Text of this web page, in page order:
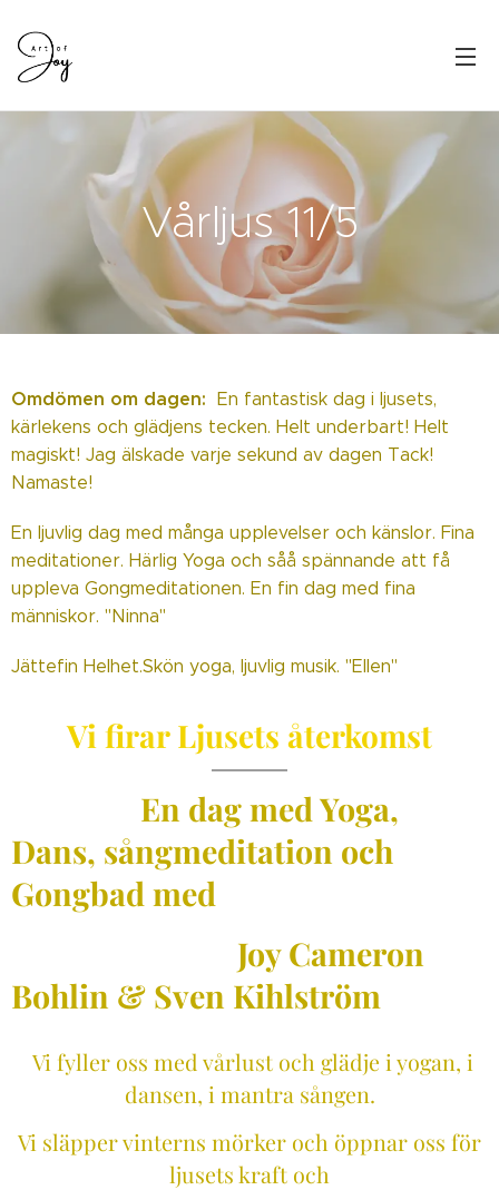
Vårljus 11/5
Omdömen om dagen: En fantastisk dag i ljusets,
kärlekens och glädjens tecken. Helt underbart! Helt
magiskt! Jag älskade varje sekund av dagen Tack!
Namaste!
En ljuvlig dag med många upplevelser och känslor. Fina
meditationer. Härlig Yoga och såå spännande att få
uppleva Gongmeditationen. En fin dag med fina
människor. "Ninna"
Jättefin Helhet.Skön yoga, ljuvlig musik. "Ellen"
Vi firar Ljusets återkomst
En dag med Yoga,
Dans, sångmeditation och
Gongbad med
Joy Cameron
Bohlin & Sven Kihlström
Vi fyller oss med vårlust och glädje i yogan, i
dansen, i mantra sången.
Vi släpper vinterns mörker och öppnar oss för
ljusets kraft och